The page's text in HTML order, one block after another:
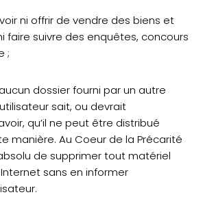
ni offrir de vendre des biens et
faire suivre des enquêtes, concours
;
dossier fourni par un autre
sait, ou devrait
qu’il ne peut être distribué
manière. Au Coeur de la Précarité
de supprimer tout matériel
sans en informer